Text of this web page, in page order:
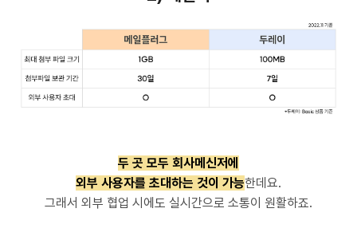
두 곳 모두 회사메신저에
외부 사용자를 초대하는 것이 가능한데요.
그래서 외부 협업 시에도 실시간으로 소통이 원활하죠.